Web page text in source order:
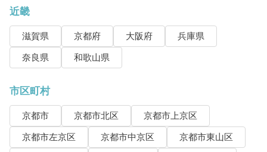
近畿
滋賀県 京都府 大阪府
兵庫県
奈良県
和歌山県
市区町村
京都市 京都市北区
京都市上京区
京都市左京区
京都市中京区
京都市東山区